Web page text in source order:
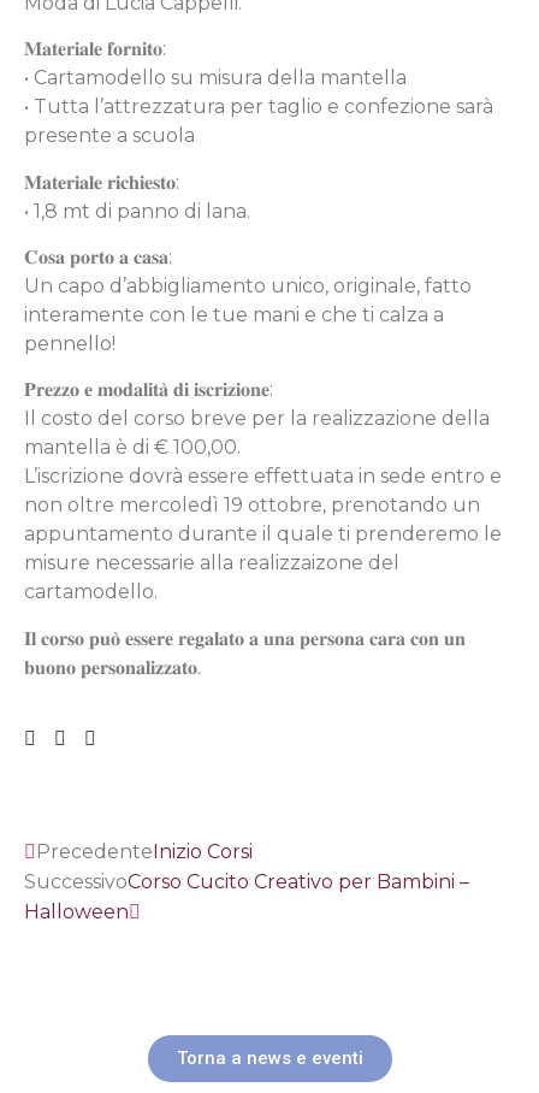
𝐌𝐚𝐭𝐞𝐫𝐢𝐚𝐥𝐞 𝐟𝐨𝐫𝐧𝐢𝐭𝐨:
• Cartamodello su misura della mantella
• Tutta l’attrezzatura per taglio e confezione sarà
presente a scuola
𝐌𝐚𝐭𝐞𝐫𝐢𝐚𝐥𝐞 𝐫𝐢𝐜𝐡𝐢𝐞𝐬𝐭𝐨:
• 1,8 mt di panno di lana.
𝐂𝐨𝐬𝐚 𝐩𝐨𝐫𝐭𝐨 𝐚 𝐜𝐚𝐬𝐚:
Un capo d’abbigliamento unico, originale, fatto
interamente con le tue mani e che ti calza a
pennello!
𝐏𝐫𝐞𝐳𝐳𝐨 𝐞 𝐦𝐨𝐝𝐚𝐥𝐢𝐭𝐚̀ 𝐝𝐢 𝐢𝐬𝐜𝐫𝐢𝐳𝐢𝐨𝐧𝐞:
Il costo del corso breve per la realizzazione della
mantella è di € 100,00.
L’iscrizione dovrà essere effettuata in sede entro e
non oltre mercoledì 19 ottobre, prenotando un
appuntamento durante il quale ti prenderemo le
misure necessarie alla realizzaizone del
cartamodello.
𝐈𝐥 𝐜𝐨𝐫𝐬𝐨 𝐩𝐮𝐨̀ 𝐞𝐬𝐬𝐞𝐫𝐞 𝐫𝐞𝐠𝐚𝐥𝐚𝐭𝐨 𝐚 𝐮𝐧𝐚 𝐩𝐞𝐫𝐬𝐨𝐧𝐚 𝐜𝐚𝐫𝐚 𝐜𝐨𝐧 𝐮𝐧
𝐛𝐮𝐨𝐧𝐨 𝐩𝐞𝐫𝐬𝐨𝐧𝐚𝐥𝐢𝐳𝐳𝐚𝐭𝐨.
PrecedenteInizio Corsi
SuccessivoCorso Cucito Creativo per Bambini –
Halloween
Torna a news e eventi